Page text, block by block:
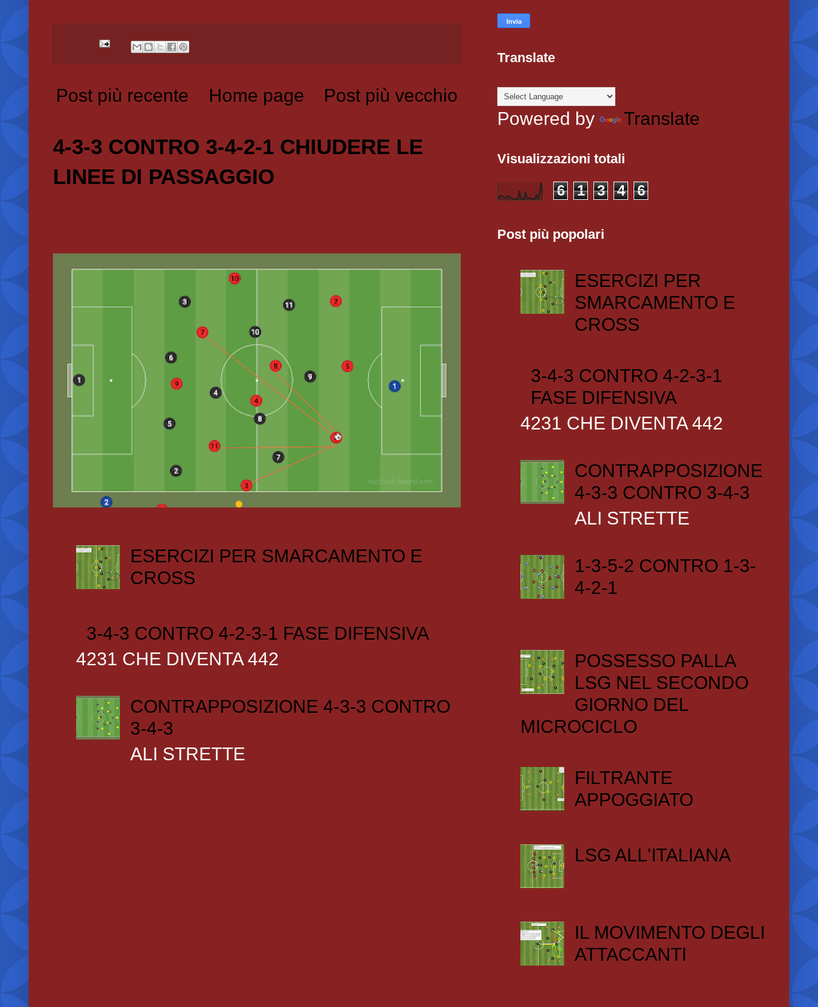
Post più recente Post più vecchio
Home page
4-3-3 CONTRO 3-4-2-1 CHIUDERE LE
LINEE DI PASSAGGIO
ESERCIZI PER SMARCAMENTO E
CROSS
3-4-3 CONTRO 4-2-3-1 FASE DIFENSIVA
4231 CHE DIVENTA 442
CONTRAPPOSIZIONE 4-3-3 CONTRO
3-4-3
ALI STRETTE
Translate
Powered by Translate
Visualizzazioni totali
6 1 3 4 6
Post più popolari
ESERCIZI PER
SMARCAMENTO E
CROSS
3-4-3 CONTRO 4-2-3-1
FASE DIFENSIVA
4231 CHE DIVENTA 442
CONTRAPPOSIZIONE
4-3-3 CONTRO 3-4-3
ALI STRETTE
1-3-5-2 CONTRO 1-3-
4-2-1
POSSESSO PALLA
LSG NEL SECONDO
GIORNO DEL
MICROCICLO
FILTRANTE
APPOGGIATO
LSG ALL'ITALIANA
IL MOVIMENTO DEGLI
ATTACCANTI